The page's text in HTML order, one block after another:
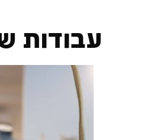
עבודות